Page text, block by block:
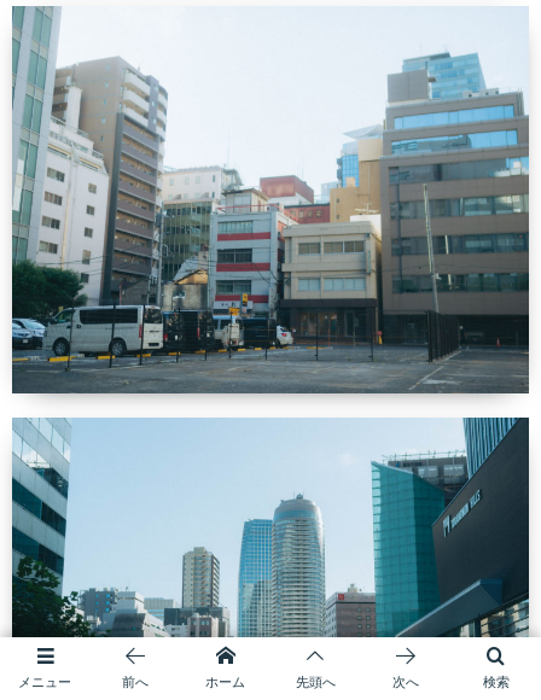
メニュー 検索
前へ ホーム 先頭へ 次へ